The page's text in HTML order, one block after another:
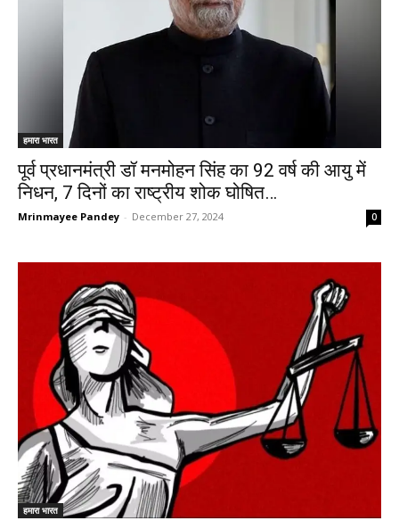
हमारा भारत
पूर्व प्रधानमंत्री डॉ मनमोहन सिंह का 92 वर्ष की आयु में
निधन, 7 दिनों का राष्ट्रीय शोक घोषित…
Mrinmayee Pandey - December 27, 2024 0
हमारा भारत